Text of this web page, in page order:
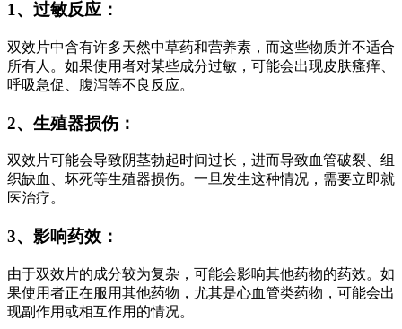
1、过敏反应：
双效片中含有许多天然中草药和营养素，而这些物质并不适合
所有人。如果使用者对某些成分过敏，可能会出现皮肤瘙痒、
呼吸急促、腹泻等不良反应。
2、生殖器损伤：
双效片可能会导致阴茎勃起时间过长，进而导致血管破裂、组
织缺血、坏死等生殖器损伤。一旦发生这种情况，需要立即就
医治疗。
3、影响药效：
由于双效片的成分较为复杂，可能会影响其他药物的药效。如
果使用者正在服用其他药物，尤其是心血管类药物，可能会出
现副作用或相互作用的情况。